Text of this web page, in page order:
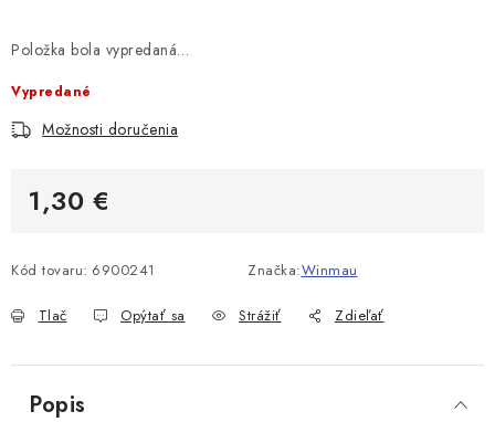
Položka bola vypredaná…
Vypredané
Možnosti doručenia
1,30 €
Kód tovaru: 6900241 Značka:Winmau
Tlač Opýtať sa Strážiť Zdieľať
Popis